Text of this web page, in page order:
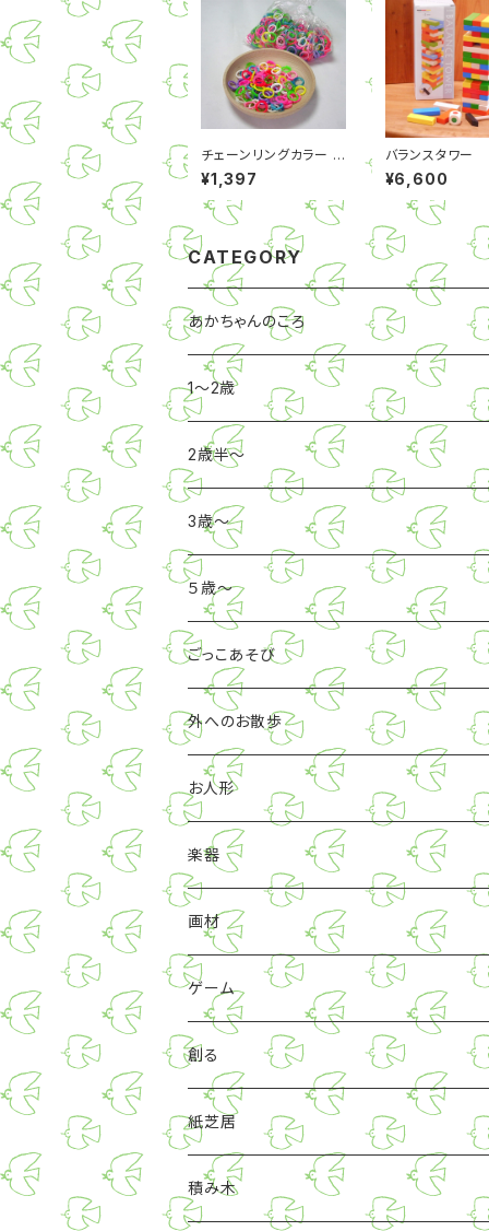
チェーンリングカラー 2
00g
¥1,397
バランスタワー
¥6,600
CATEGORY
あかちゃんのころ
1〜2歳
2歳半〜
3歳～
５歳～
ごっこあそび
外へのお散歩
お人形
楽器
画材
ゲーム
創る
紙芝居
積み木